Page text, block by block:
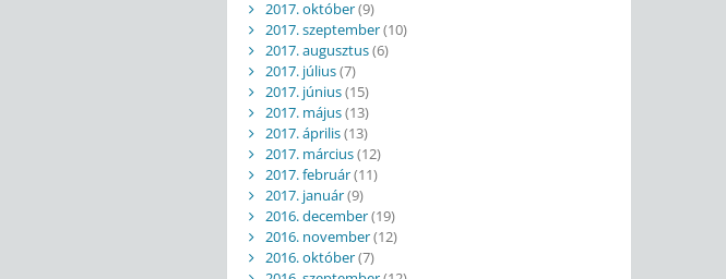
2017. október(9)
2017. szeptember(10)
2017. augusztus(6)
2017. július(7)
2017. június(15)
2017. május(13)
2017. április(13)
2017. március(12)
2017. február(11)
2017. január(9)
2016. december(19)
2016. november(12)
2016. október(7)